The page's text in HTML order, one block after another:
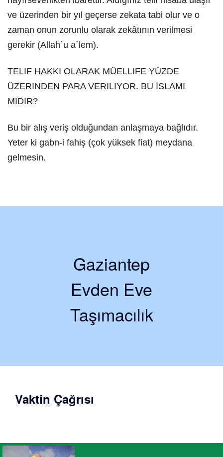
ve üzerinden bir yıl geçerse zekata tabi olur ve o
zaman onun zorunlu olarak zekâtının verilmesi
gerekir (Allah`u a`lem).
TELIF HAKKI OLARAK MÜELLIFE YÜZDE
ÜZERINDEN PARA VERILIYOR. BU İSLAMI
MIDIR?
Bu bir alış veriş olduğundan anlaşmaya bağlıdır.
Yeter ki gabn-i fahiş (çok yüksek fiat) meydana
gelmesin.
Gaziantep
Evden Eve
Taşımacılık
Vaktin Çağrısı